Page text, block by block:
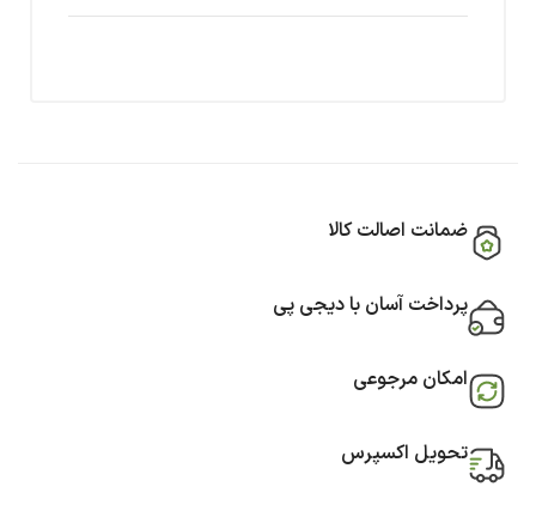
ضمانت اصالت کالا
پرداخت آسان با دیجی پی
امکان مرجوعی
تحویل اکسپرس